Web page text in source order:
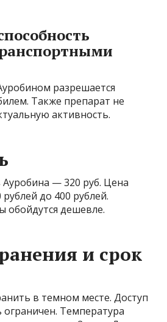
разрешается
Также препарат не
активность.
Ауробина — 320 руб. Цена
до 400 рублей.
обойдутся дешевле.
и срок
в темном месте. Доступ
Температура